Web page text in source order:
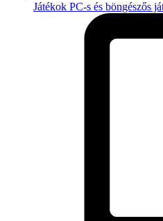
Játékok PC-s és böngészős